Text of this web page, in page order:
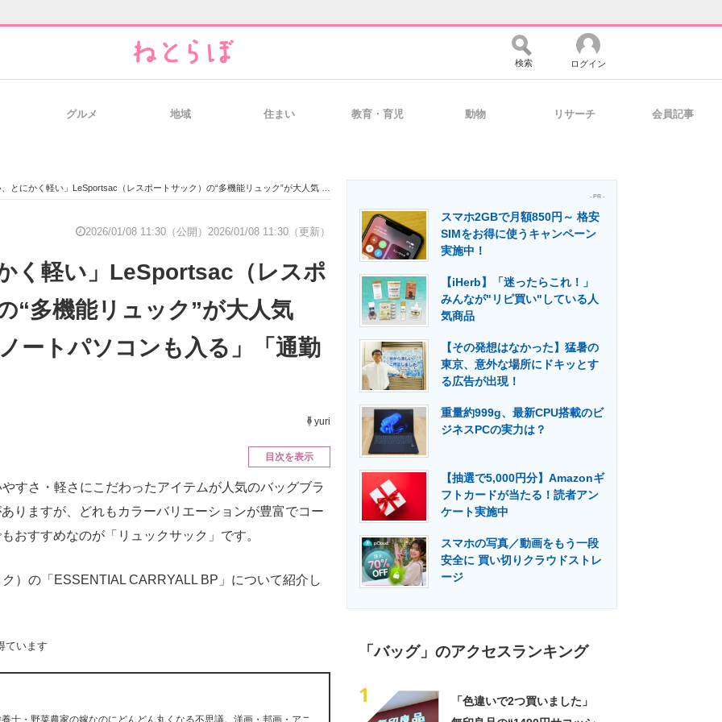
経営リーダーのコミュニティ マーケ×ITの今がよく分かる
製造業のIT導入・活用を支援
エネルギーの専門メディア 建設×テクノロジーの最前線
検索 ログイン
グルメ 地域 住まい 教育・育児 動物 リサーチ 会員記事
にかく軽い」LeSportsac（レスポートサック）の“多機能リュック”が大人気 「15インチのノートパソコンも入る」「通勤にも◎」
2026/01/08 11:30（公開） 2026/01/08 11:30（更新）
く軽い」LeSportsac（レスポ
“多機能リュック”が大人気
ートパソコンも入る」「通勤
yuri
目次を表示
さ・軽さにこだわったアイテムが人気のバッグブラ
りますが、どれもカラーバリエーションが豊富でコー
おすすめなのが「リュックサック」です。
の「ESSENTIAL CARRYALL BP」について紹介し
ています
士・野菜農家の嫁なのにどんどん丸くなる不思議。洋画・邦画・アニ
- PR -
スマホ2GBで月額850円～ 格安
SIMをお得に使うキャンペーン
実施中！
【iHerb】「迷ったらこれ！」
みんなが"リピ買い"している人
気商品
【その発想はなかった】猛暑の
東京、意外な場所にドキッとす
る広告が出現！
重量約999g、最新CPU搭載のビ
ジネスPCの実力は？
【抽選で5,000円分】Amazonギ
フトカードが当たる！読者アン
ケート実施中
スマホの写真／動画をもう一段
安全に 買い切りクラウドストレ
ージ
「バッグ」のアクセスランキング
1
「色違いで2つ買いました」